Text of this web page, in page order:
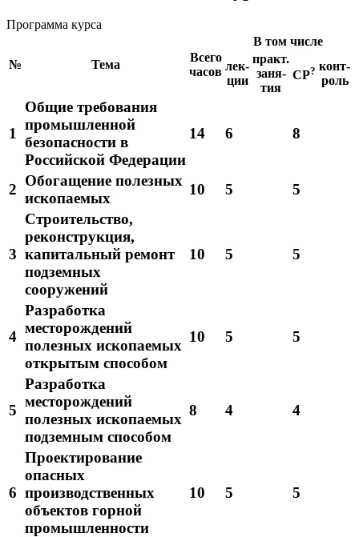
Программа курса
№ Тема
Всего
часов
В том числе
лек-
ции
практ.
заня-
тия
СР? конт-
роль
1
Общие требования
промышленной
безопасности в
Российской Федерации
14 6 8
2
Обогащение полезных
ископаемых
10 5 5
3
Строительство,
реконструкция,
капитальный ремонт
подземных
сооружений
10 5 5
4
Разработка
месторождений
полезных ископаемых
открытым способом
10 5 5
5
Разработка
месторождений
полезных ископаемых
подземным способом
8 4 4
6
Проектирование
опасных
производственных
объектов горной
промышленности
10 5 5